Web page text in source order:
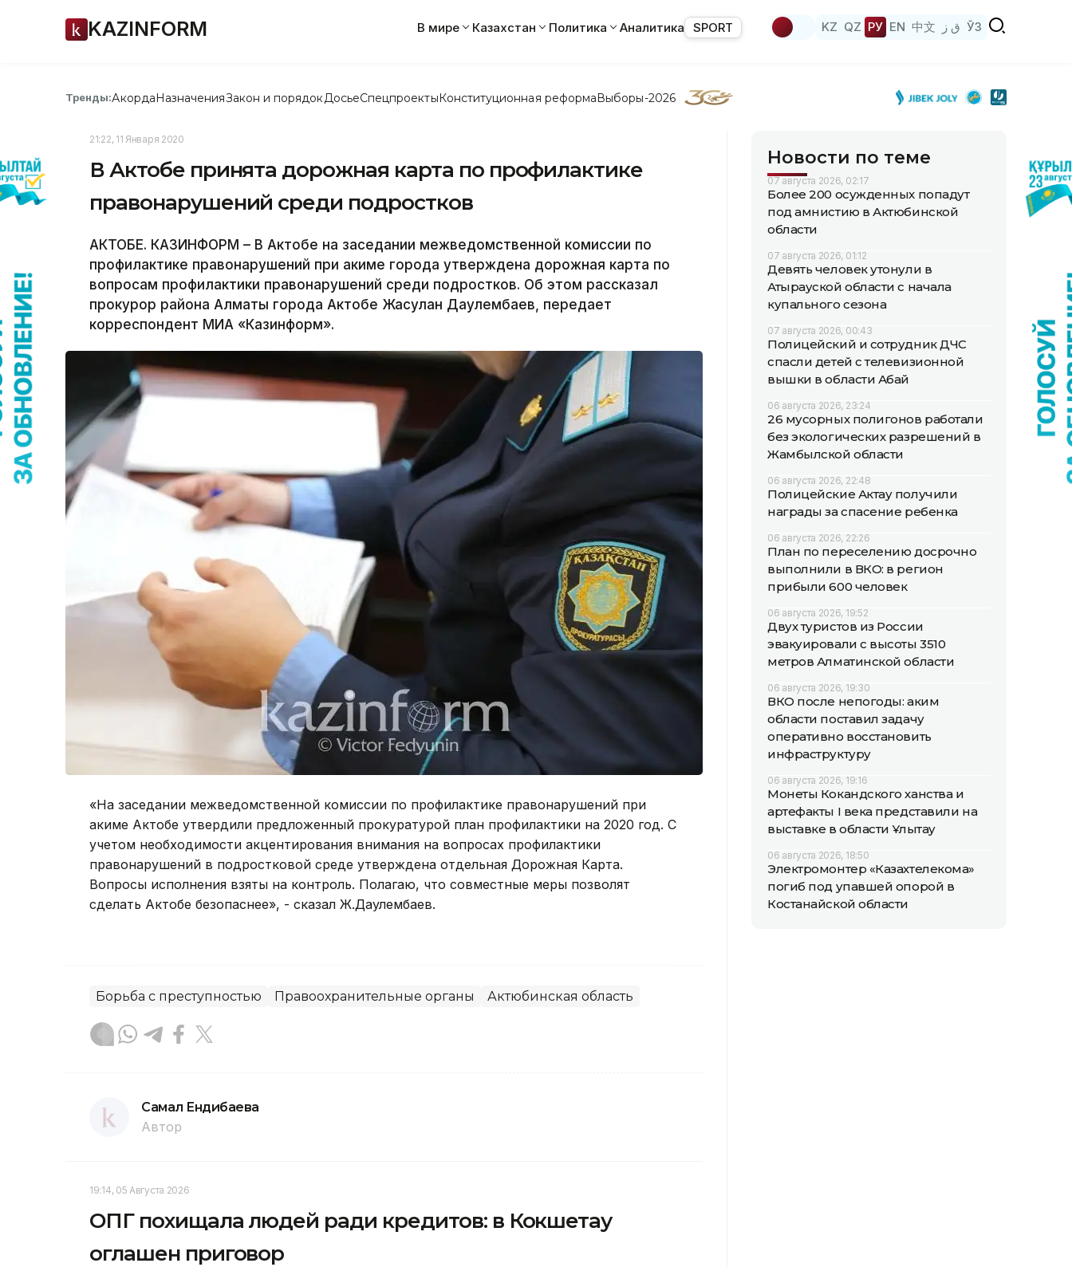
KAZINFORM В мире Казахстан Политика Аналитика SPORT KZ QZ РУ EN 中文 ق ز ЎЗ
Тренды:АкордаНазначенияЗакон и порядок ДосьеСпецпроектыКонституционная реформаВыборы-2026
21:22, 11 Января 2020
В Актобе принята дорожная карта по профилактике
правонарушений среди подростков
АКТОБЕ. КАЗИНФОРМ – В Актобе на заседании межведомственной комиссии по
профилактике правонарушений при акиме города утверждена дорожная карта по
вопросам профилактики правонарушений среди подростков. Об этом рассказал
прокурор района Алматы города Актобе Жасулан Даулембаев, передает
корреспондент МИА «Казинформ».
«На заседании межведомственной комиссии по профилактике правонарушений при
акиме Актобе утвердили предложенный прокуратурой план профилактики на 2020 год. С
учетом необходимости акцентирования внимания на вопросах профилактики
правонарушений в подростковой среде утверждена отдельная Дорожная Карта.
Вопросы исполнения взяты на контроль. Полагаю, что совместные меры позволят
сделать Актобе безопаснее», - сказал Ж.Даулембаев.
Борьба с преступностью Правоохранительные органы Актюбинская область
Самал Ендибаева
Автор
19:14, 05 Августа 2026
ОПГ похищала людей ради кредитов: в Кокшетау
оглашен приговор
Новости по теме
07 августа 2026, 02:17
Более 200 осужденных попадут
под амнистию в Актюбинской
области
07 августа 2026, 01:12
Девять человек утонули в
Атырауской области с начала
купального сезона
07 августа 2026, 00:43
Полицейский и сотрудник ДЧС
спасли детей с телевизионной
вышки в области Абай
06 августа 2026, 23:24
26 мусорных полигонов работали
без экологических разрешений в
Жамбылской области
06 августа 2026, 22:48
Полицейские Актау получили
награды за спасение ребенка
06 августа 2026, 22:26
План по переселению досрочно
выполнили в ВКО: в регион
прибыли 600 человек
06 августа 2026, 19:52
Двух туристов из России
эвакуировали с высоты 3510
метров Алматинской области
06 августа 2026, 19:30
ВКО после непогоды: аким
области поставил задачу
оперативно восстановить
инфраструктуру
06 августа 2026, 19:16
Монеты Кокандского ханства и
артефакты I века представили на
выставке в области Ұлытау
06 августа 2026, 18:50
Электромонтер «Казахтелекома»
погиб под упавшей опорой в
Костанайской области